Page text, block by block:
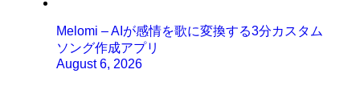
Melomi – AIが感情を歌に変換する3分カスタム
ソング作成アプリ
August 6, 2026